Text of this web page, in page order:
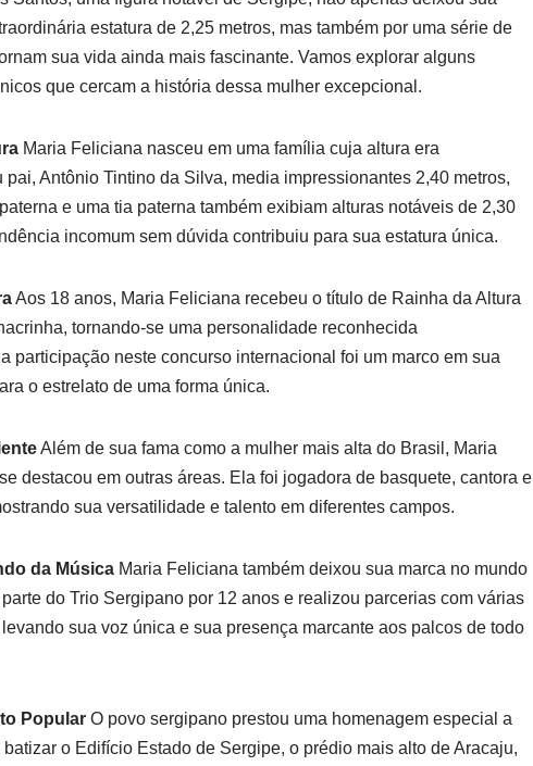
estatura de 2,25 metros, mas também por uma série de
sua vida ainda mais fascinante. Vamos explorar alguns
que cercam a história dessa mulher excepcional.
Maria Feliciana nasceu em uma família cuja altura era
pai, Antônio Tintino da Silva, media impressionantes 2,40 metros,
e uma tia paterna também exibiam alturas notáveis de 2,30
incomum sem dúvida contribuiu para sua estatura única.
Aos 18 anos, Maria Feliciana recebeu o título de Rainha da Altura
tornando-se uma personalidade reconhecida
participação neste concurso internacional foi um marco em sua
o estrelato de uma forma única.
Além de sua fama como a mulher mais alta do Brasil, Maria
destacou em outras áreas. Ela foi jogadora de basquete, cantora e
sua versatilidade e talento em diferentes campos.
da Música Maria Feliciana também deixou sua marca no mundo
do Trio Sergipano por 12 anos e realizou parcerias com várias
sua voz única e sua presença marcante aos palcos de todo
Popular O povo sergipano prestou uma homenagem especial a
o Edifício Estado de Sergipe, o prédio mais alto de Aracaju,